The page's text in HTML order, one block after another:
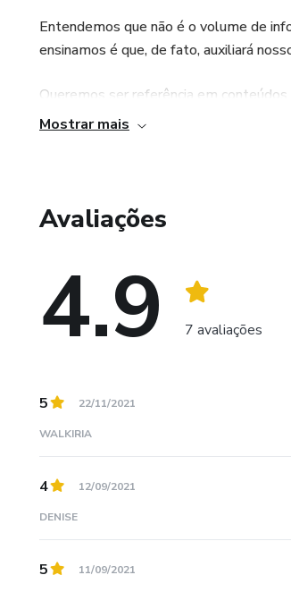
Entendemos que não é o volume de
ensinamos é que, de fato, auxiliará
Queremos ser referência em
propósito.
Mostrar mais
Avaliações
4.9 7 avaliações
5 22/11/2021
WALKIRIA
4 12/09/2021
DENISE
5 11/09/2021